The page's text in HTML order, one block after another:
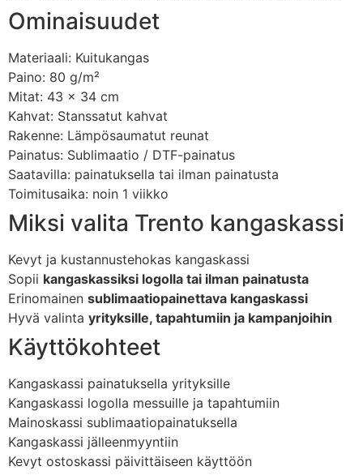
Ominaisuudet
Materiaali: Kuitukangas
Paino: 80 g/m²
Mitat: 43 x 34 cm
Kahvat: Stanssatut kahvat
Rakenne: Lämpösaumatut reunat
Painatus: Sublimaatio / DTF-painatus
Saatavilla: painatuksella tai ilman painatusta
Toimitusaika: noin 1 viikko
Miksi valita Trento kangaskassi
Kevyt ja kustannustehokas kangaskassi
Sopii kangaskassiksi logolla tai ilman painatusta
Erinomainen sublimaatiopainettava kangaskassi
Hyvä valinta yrityksille, tapahtumiin ja kampanjoihin
Käyttökohteet
Kangaskassi painatuksella yrityksille
Kangaskassi logolla messuille ja tapahtumiin
Mainoskassi sublimaatiopainatuksella
Kangaskassi jälleenmyyntiin
Kevyt ostoskassi päivittäiseen käyttöön